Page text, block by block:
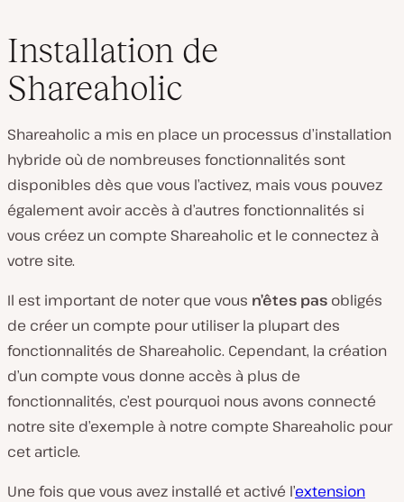
Installation de
Shareaholic
Shareaholic a mis en place un processus d’installation
hybride où de nombreuses fonctionnalités sont
disponibles dès que vous l’activez, mais vous pouvez
également avoir accès à d’autres fonctionnalités si
vous créez un compte Shareaholic et le connectez à
votre site.
Il est important de noter que vous n’êtes pas obligés
de créer un compte pour utiliser la plupart des
fonctionnalités de Shareaholic. Cependant, la création
d’un compte vous donne accès à plus de
fonctionnalités, c’est pourquoi nous avons connecté
notre site d’exemple à notre compte Shareaholic pour
cet article.
Une fois que vous avez installé et activé l’extension